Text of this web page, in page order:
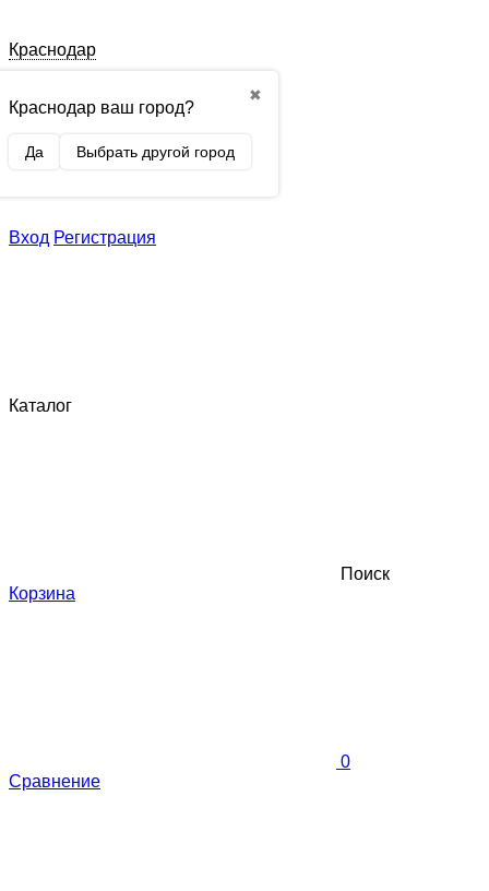
Краснодар
✖
Краснодар ваш город?
Да Выбрать другой город
Вход Регистрация
Каталог
Поиск
Корзина
0
Сравнение